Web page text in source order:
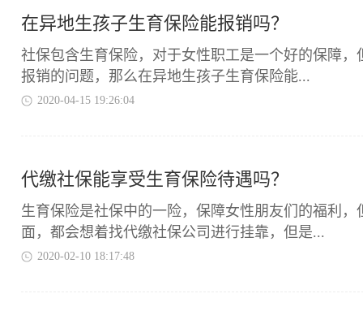
在异地生孩子生育保险能报销吗？
社保包含生育保险，对于女性职工是一个好的保障
报销的问题，那么在异地生孩子生育保险能...
2020-04-15 19:26:04
代缴社保能享受生育保险待遇吗？
生育保险是社保中的一险，保障女性朋友们的福利
面，都会想着找代缴社保公司进行挂靠，但是...
2020-02-10 18:17:48